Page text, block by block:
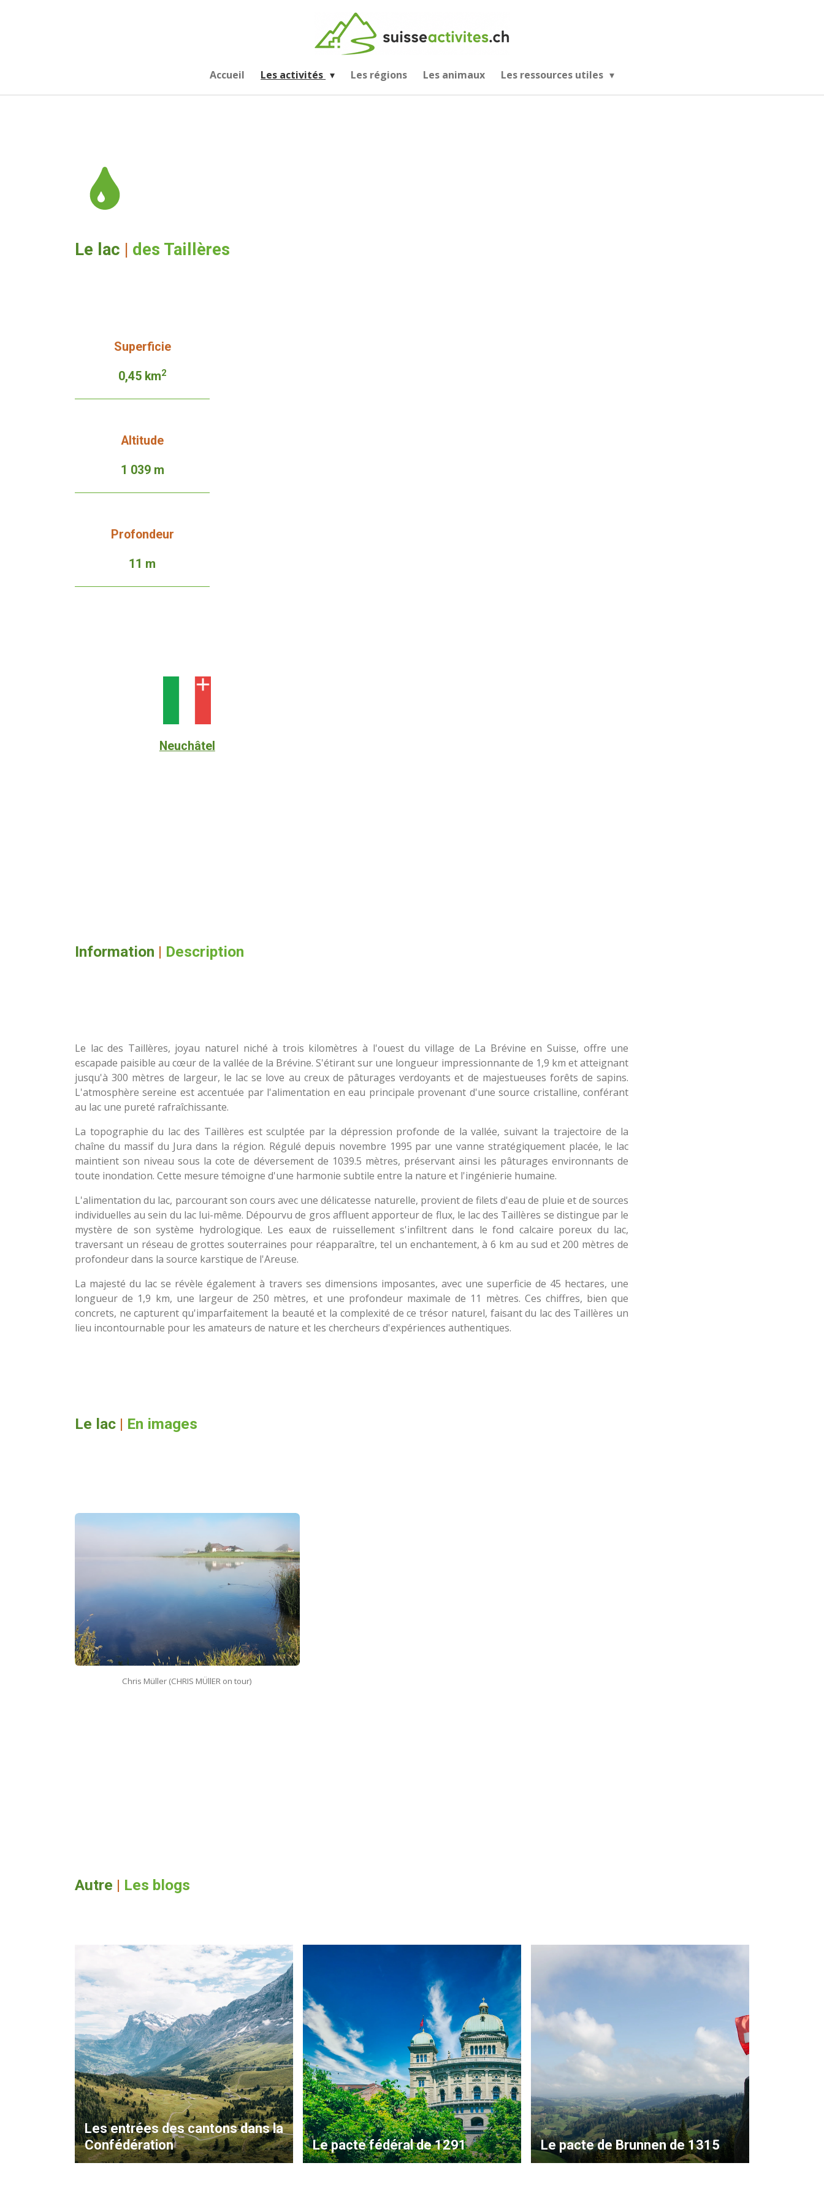
Accueil Les activités Les régions Les animaux Les ressources utiles
Le lac | des Taillères
Superficie
0,45 km2
Altitude
1 039 m
Profondeur
11 m
Neuchâtel
Information | Description
Le lac des Taillères, joyau naturel niché à trois kilomètres à l'ouest du village de La Brévine en Suisse, offre une
escapade paisible au cœur de la vallée de la Brévine. S'étirant sur une longueur impressionnante de 1,9 km et atteignant
jusqu'à 300 mètres de largeur, le lac se love au creux de pâturages verdoyants et de majestueuses forêts de sapins.
L'atmosphère sereine est accentuée par l'alimentation en eau principale provenant d'une source cristalline, conférant
au lac une pureté rafraîchissante.
La topographie du lac des Taillères est sculptée par la dépression profonde de la vallée, suivant la trajectoire de la
chaîne du massif du Jura dans la région. Régulé depuis novembre 1995 par une vanne stratégiquement placée, le lac
maintient son niveau sous la cote de déversement de 1039.5 mètres, préservant ainsi les pâturages environnants de
toute inondation. Cette mesure témoigne d'une harmonie subtile entre la nature et l'ingénierie humaine.
L'alimentation du lac, parcourant son cours avec une délicatesse naturelle, provient de filets d'eau de pluie et de sources
individuelles au sein du lac lui-même. Dépourvu de gros affluent apporteur de flux, le lac des Taillères se distingue par le
mystère de son système hydrologique. Les eaux de ruissellement s'infiltrent dans le fond calcaire poreux du lac,
traversant un réseau de grottes souterraines pour réapparaître, tel un enchantement, à 6 km au sud et 200 mètres de
profondeur dans la source karstique de l'Areuse.
La majesté du lac se révèle également à travers ses dimensions imposantes, avec une superficie de 45 hectares, une
longueur de 1,9 km, une largeur de 250 mètres, et une profondeur maximale de 11 mètres. Ces chiffres, bien que
concrets, ne capturent qu'imparfaitement la beauté et la complexité de ce trésor naturel, faisant du lac des Taillères un
lieu incontournable pour les amateurs de nature et les chercheurs d'expériences authentiques.
Le lac | En images
Chris Müller (CHRIS MÜllER on tour)
Autre | Les blogs
Les entrées des cantons dans la
Confédération
Le pacte fédéral de 1291 Le pacte de Brunnen de 1315